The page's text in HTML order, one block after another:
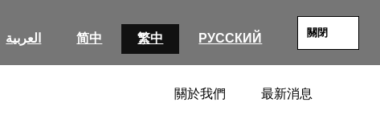
العربية 简中 繁中 РУССКИЙ 關閉
關於我們 最新消息